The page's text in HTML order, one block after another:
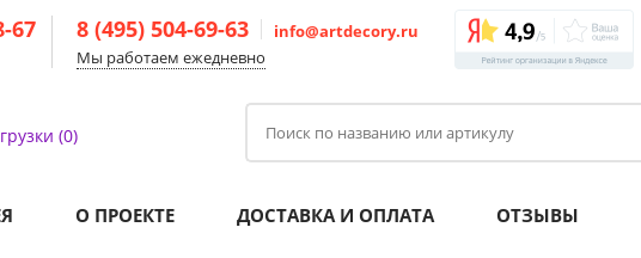
67 8 (495) 504-69-63
info@artdecory.ru
Мы работаем ежедневно
(0)
О ПРОЕКТЕ ДОСТАВКА И ОПЛАТА ОТЗЫВЫ